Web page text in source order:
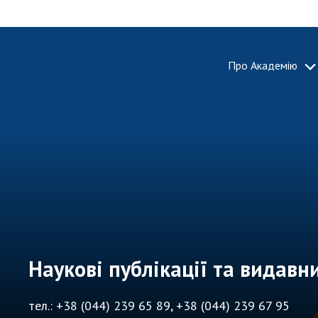
Про Академію
та
НАН
Наукові публікації та
тел.: +38 (044) 239 65 89, +38 (044) 239 67 95